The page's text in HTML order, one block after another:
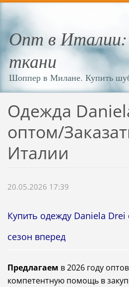
Опт в
ткани
Шоппер в Милане. Купить
Одежда
оптом/
Италии
20.05.2026 17:39
Купить одежду Daniela
сезон вперед
Предлагаем в 2026 году
компетентную помощь в